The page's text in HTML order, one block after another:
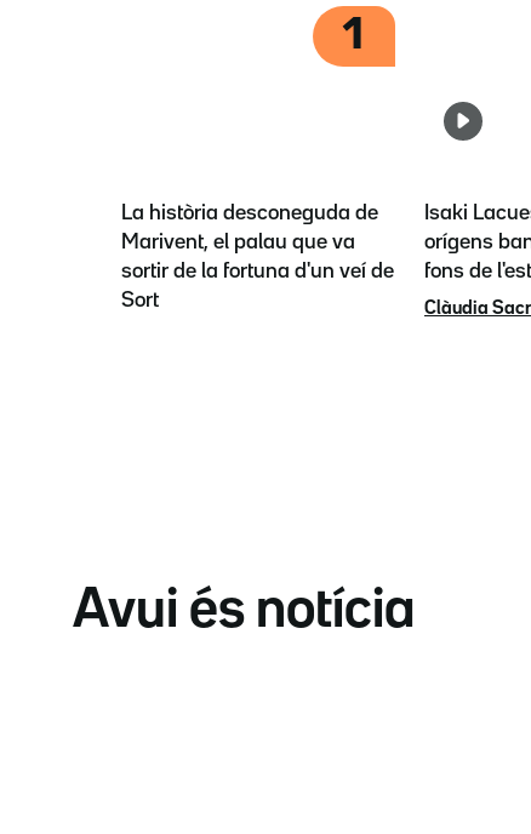
1
La història desconeguda de
Marivent, el palau que va
sortir de la fortuna d'un veí de
Sort
Isaki
orígens
fons de
Clàudia
Avui és notícia